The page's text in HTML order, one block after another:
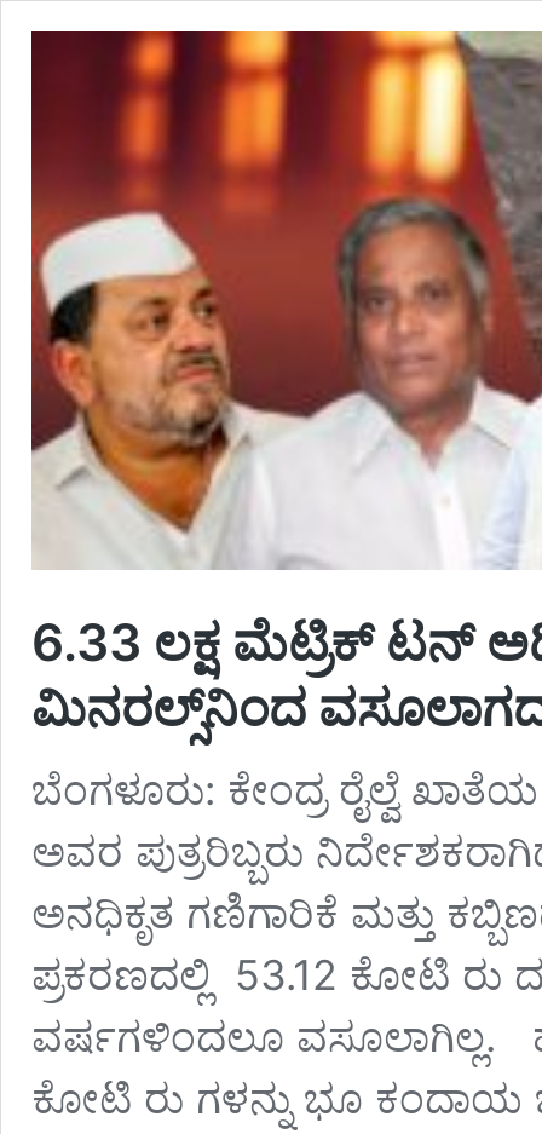
6.33 ಲಕ್ಷ ಮೆಟ್ರಿಕ್‌ ಟನ್‌
ಮಿನರಲ್ಸ್‌ನಿಂದ
ಬೆಂಗಳೂರು: ಕೇಂದ್ರ ರೈಲ್ವೆ
ಅವರ ಪುತ್ರರಿಬ್ಬರು
ಅನಧಿಕೃತ ಗಣಿಗಾರಿಕೆ ಮತ್ತು
ಪ್ರಕರಣದಲ್ಲಿ 53.12 ಕೋಟಿ ರು
ವರ್ಷಗಳಿಂದಲೂ
ಕೋಟಿ ರು ಗಳನ್ನು ಭೂ ಕಂದಾಯ